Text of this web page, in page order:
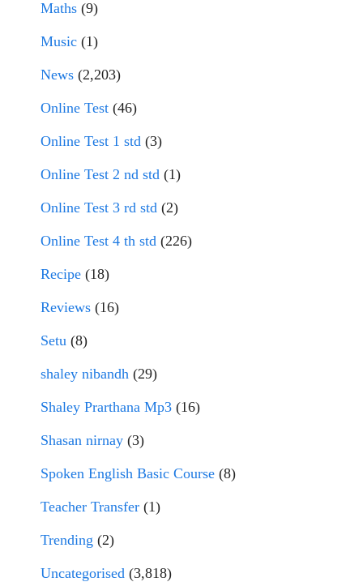
Maths (9)
Music (1)
News (2,203)
Online Test (46)
Online Test 1 std (3)
Online Test 2 nd std (1)
Online Test 3 rd std (2)
Online Test 4 th std (226)
Recipe (18)
Reviews (16)
Setu (8)
shaley nibandh (29)
Shaley Prarthana Mp3 (16)
Shasan nirnay (3)
Spoken English Basic Course (8)
Teacher Transfer (1)
Trending (2)
Uncategorised (3,818)